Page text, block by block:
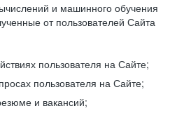
и машинного обучения
от пользователей Сайта
пользователя на Сайте;
пользователя на Сайте;
и вакансий;